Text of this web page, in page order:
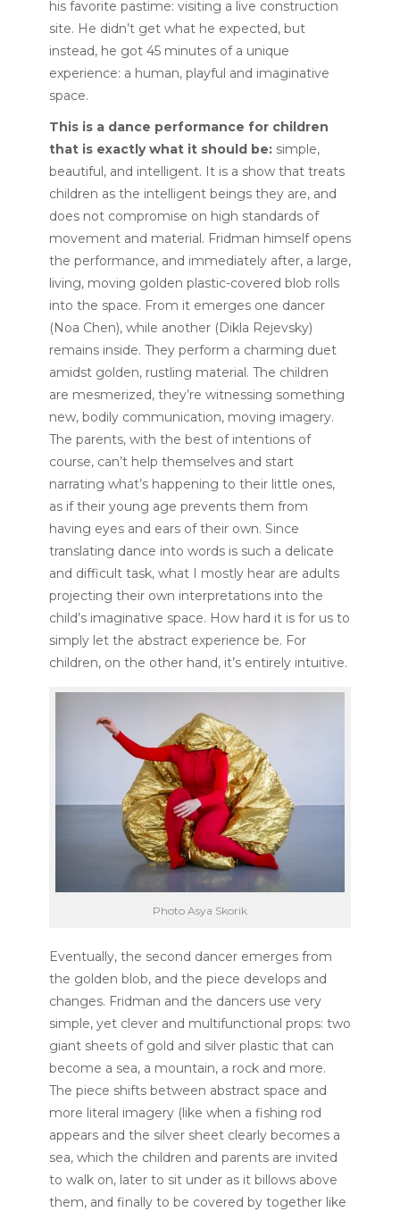
his favorite pastime: visiting a live construction
site. He didn’t get what he expected, but
instead, he got 45 minutes of a unique
experience: a human, playful and imaginative
space.
This is a dance performance for children
that is exactly what it should be: simple,
beautiful, and intelligent. It is a show that treats
children as the intelligent beings they are, and
does not compromise on high standards of
movement and material. Fridman himself opens
the performance, and immediately after, a large,
living, moving golden plastic-covered blob rolls
into the space. From it emerges one dancer
(Noa Chen), while another (Dikla Rejevsky)
remains inside. They perform a charming duet
amidst golden, rustling material. The children
are mesmerized, they’re witnessing something
new, bodily communication, moving imagery.
The parents, with the best of intentions of
course, can’t help themselves and start
narrating what’s happening to their little ones,
as if their young age prevents them from
having eyes and ears of their own. Since
translating dance into words is such a delicate
and difficult task, what I mostly hear are adults
projecting their own interpretations into the
child’s imaginative space. How hard it is for us to
simply let the abstract experience be. For
children, on the other hand, it’s entirely intuitive.
Photo Asya Skorik
Eventually, the second dancer emerges from
the golden blob, and the piece develops and
changes. Fridman and the dancers use very
simple, yet clever and multifunctional props: two
giant sheets of gold and silver plastic that can
become a sea, a mountain, a rock and more.
The piece shifts between abstract space and
more literal imagery (like when a fishing rod
appears and the silver sheet clearly becomes a
sea, which the children and parents are invited
to walk on, later to sit under as it billows above
them, and finally to be covered by together like